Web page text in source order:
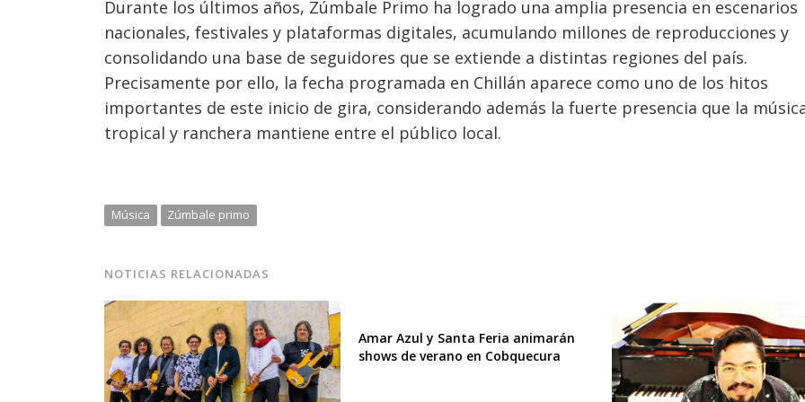
Durante los últimos años, Zúmbale Primo ha logrado una amplia presencia en escenarios
nacionales, festivales y plataformas digitales, acumulando millones de reproducciones y
consolidando una base de seguidores que se extiende a distintas regiones del país.
Precisamente por ello, la fecha programada en Chillán aparece como uno de los hitos
importantes de este inicio de gira, considerando además la fuerte presencia que la
tropical y ranchera mantiene entre el público local.
Música Zúmbale primo
NOTICIAS RELACIONADAS
Amar Azul y Santa Feria animarán
shows de verano en Cobquecura